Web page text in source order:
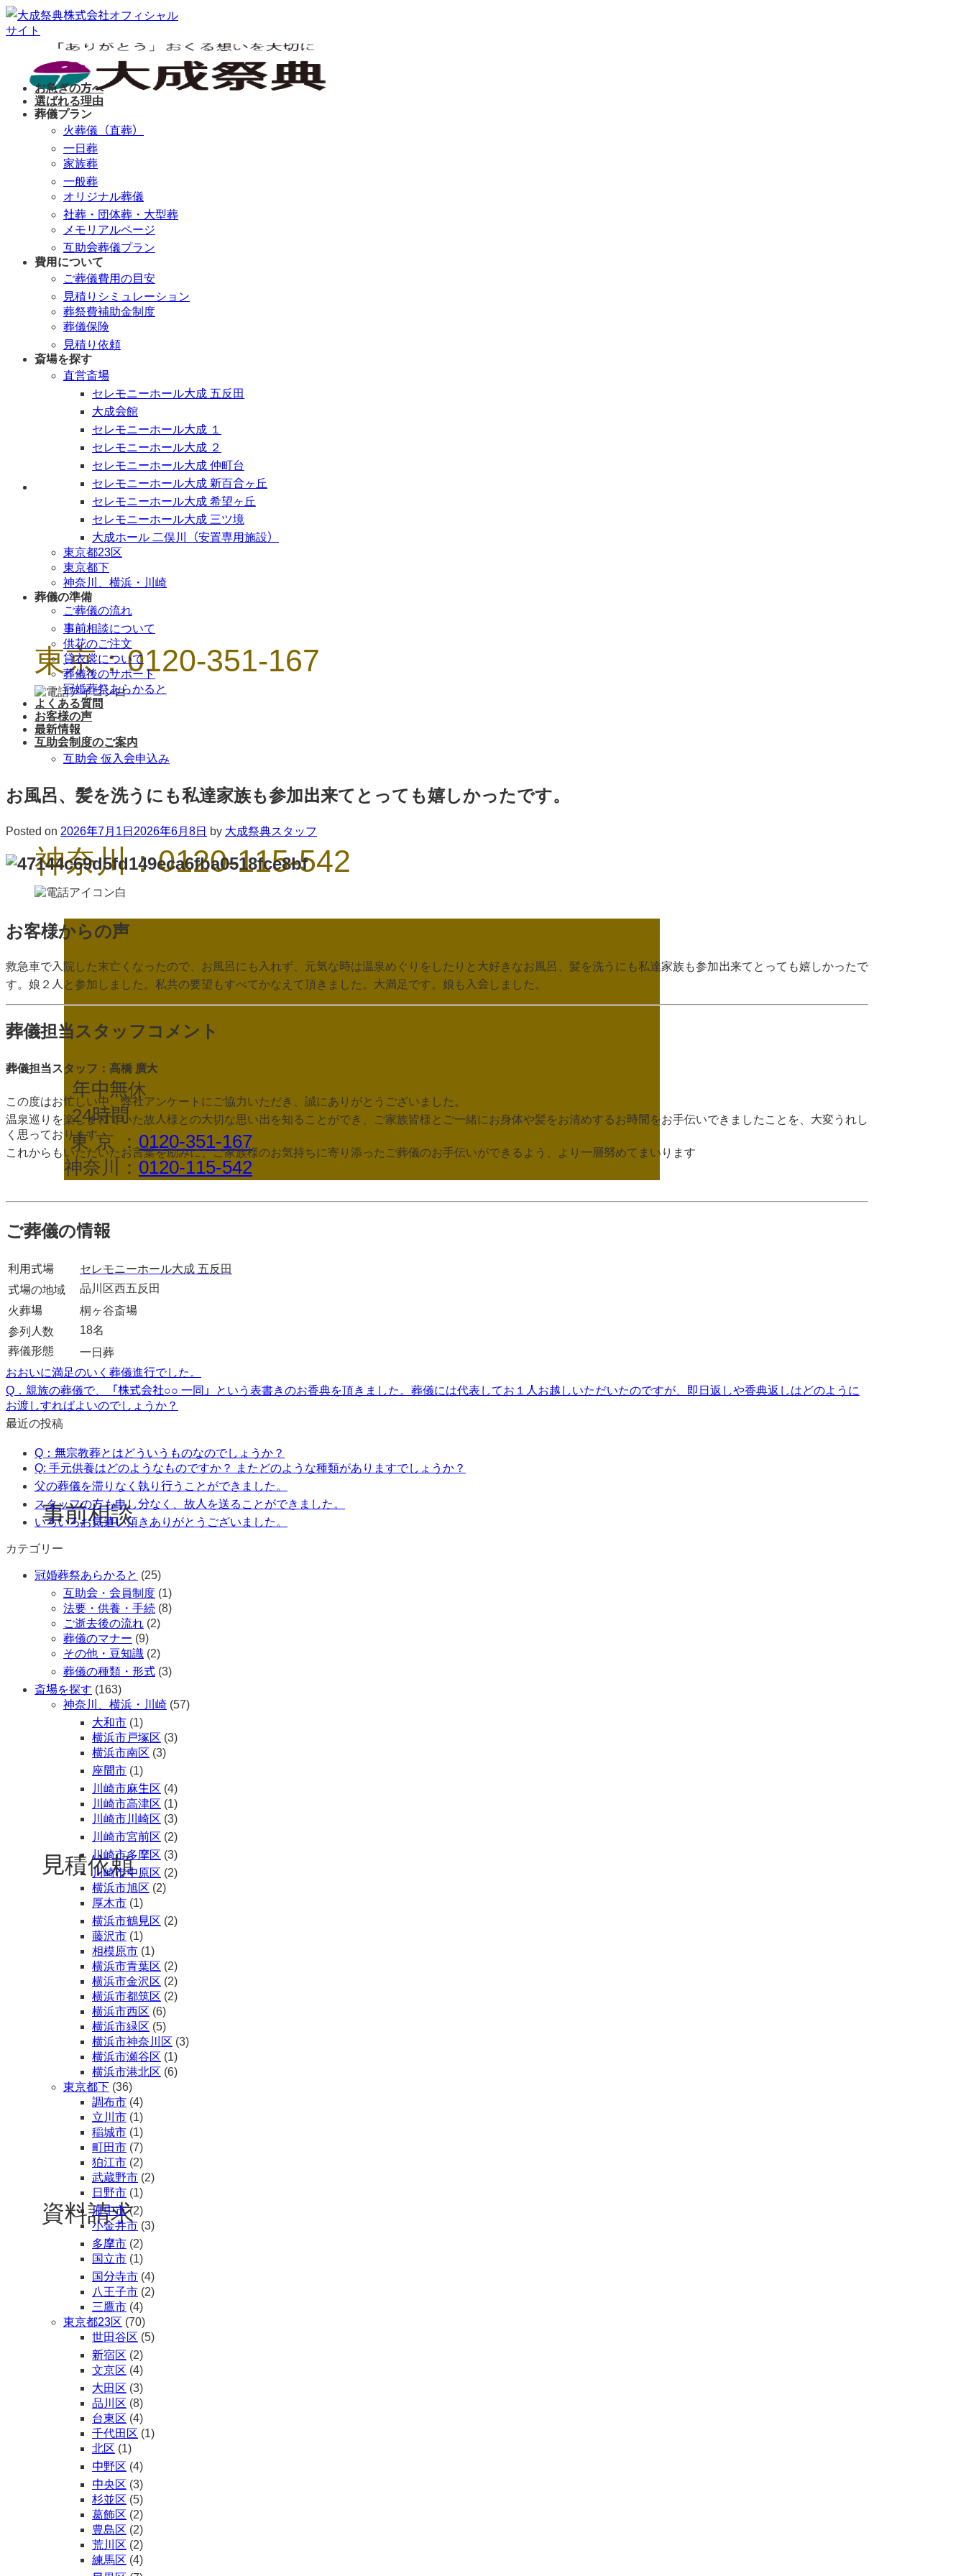
Skip
to
content
年中無休 / 24時間
東京：0120-351-167
神奈川：0120-115-542
年中無休
24時間
東京
：0120-351-167
神奈川： 0120-115-542
事前相談
見積依頼
資料請求
お急ぎの方へ
選ばれる理由
葬儀プラン
火葬儀（直葬）
一日葬
家族葬
一般葬
オリジナル葬儀
社葬・団体葬・大型葬
メモリアルページ
互助会葬儀プラン
費用について
ご葬儀費用の目安
見積りシミュレーション
葬祭費補助金制度
葬儀保険
見積り依頼
斎場を探す
直営斎場
セレモニーホール大成 五反田
大成会館
セレモニーホール大成 １
セレモニーホール大成 ２
セレモニーホール大成 仲町台
セレモニーホール大成 新百合ヶ丘
セレモニーホール大成 希望ヶ丘
セレモニーホール大成 三ツ境
大成ホール 二俣川（安置専用施設）
東京都23区
東京都下
神奈川、横浜・川崎
葬儀の準備
ご葬儀の流れ
事前相談について
供花のご注文
貸衣裳について
葬儀後のサポート
冠婚葬祭あらかると
よくある質問
お客様の声
最新情報
互助会制度のご案内
互助会 仮入会申込み
お風呂、髪を洗うにも私達家族も参加出来てとっても嬉しかったです。
Posted on 2026年7月1日 2026年6月8日 by 大成祭典スタッフ
お客様からの声
救急車で入院した末亡くなったので、お風呂にも入れず、元気な時は温泉めぐりをしたりと大好きなお風呂、髪を洗うにも私達家族も参加出来てとっても嬉しかったで
す。娘２人と参加しました。私共の要望もすべてかなえて頂きました。大満足です。娘も入会しました。
葬儀担当スタッフコメント
葬儀担当スタッフ：高橋 廣大
この度はお忙しい中、弊社アンケートにご協力いただき、誠にありがとうございました。
温泉巡りを楽しまれていた故人様との大切な思い出を知ることができ、ご家族皆様とご一緒にお身体や髪をお清めするお時間をお手伝いできましたことを、大変うれし
く思っております。
これからもいただいたお言葉を励みに、ご家族様のお気持ちに寄り添ったご葬儀のお手伝いができるよう、より一層努めてまいります
ご葬儀の情報
利用式場
セレモニーホール大成 五反田
式場の地域
品川区西五反田
火葬場
桐ヶ谷斎場
参列人数
18名
葬儀形態
一日葬
おおいに満足のいく葬儀進行でした。
Q．親族の葬儀で、「株式会社○○ 一同」という表書きのお香典を頂きました。葬儀には代表してお１人お越しいただいたのですが、即日返しや香典返しはどのように
お渡しすればよいのでしょうか？
最近の投稿
Q：無宗教葬とはどういうものなのでしょうか？
Q: 手元供養はどのようなものですか？ またどのような種類がありますでしょうか？
父の葬儀を滞りなく執り行うことができました。
スタッフの方も申し分なく、故人を送ることができました。
いろいろお気遣い頂きありがとうございました。
カテゴリー
冠婚葬祭あらかると (25)
互助会・会員制度 (1)
法要・供養・手続 (8)
ご逝去後の流れ (2)
葬儀のマナー (9)
その他・豆知識 (2)
葬儀の種類・形式 (3)
斎場を探す (163)
神奈川、横浜・川崎 (57)
大和市 (1)
横浜市戸塚区 (3)
横浜市南区 (3)
座間市 (1)
川崎市麻生区 (4)
川崎市高津区 (1)
川崎市川崎区 (3)
川崎市宮前区 (2)
川崎市多摩区 (3)
川崎市中原区 (2)
横浜市旭区 (2)
厚木市 (1)
横浜市鶴見区 (2)
藤沢市 (1)
相模原市 (1)
横浜市青葉区 (2)
横浜市金沢区 (2)
横浜市都筑区 (2)
横浜市西区 (6)
横浜市緑区 (5)
横浜市神奈川区 (3)
横浜市瀬谷区 (1)
横浜市港北区 (6)
東京都下 (36)
調布市 (4)
立川市 (1)
稲城市 (1)
町田市 (7)
狛江市 (2)
武蔵野市 (2)
日野市 (1)
府中市(2)
小金井市 (3)
多摩市 (2)
国立市 (1)
国分寺市 (4)
八王子市 (2)
三鷹市 (4)
東京都23区 (70)
世田谷区 (5)
新宿区 (2)
文京区 (4)
大田区 (3)
品川区 (8)
台東区 (4)
千代田区 (1)
北区 (1)
中野区 (4)
中央区 (3)
杉並区 (5)
葛飾区 (2)
豊島区 (2)
荒川区 (2)
練馬区 (4)